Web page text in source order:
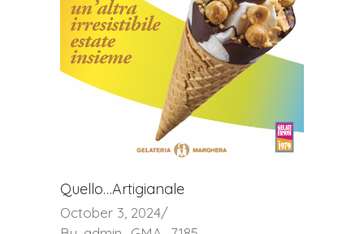
Quello…Artigianale
October 3, 2024